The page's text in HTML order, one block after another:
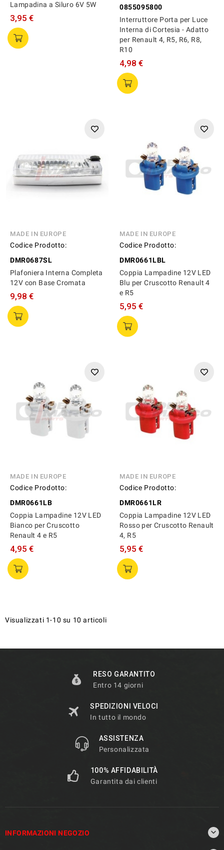
Lampadina a Siluro 6V 5W
3,95 €
0855095800
Interruttore Porta per Luce
Interna di Cortesia - Adatto
per Renault 4, R5, R6, R8,
R10
4,98 €
MADE IN EUROPE
Codice Prodotto:
DMR0687SL
Plafoniera Interna Completa
12V con Base Cromata
9,98 €
MADE IN EUROPE
Codice Prodotto:
DMR0661LBL
Coppia Lampadine 12V LED
Blu per Cruscotto Renault 4
e R5
5,95 €
MADE IN EUROPE
Codice Prodotto:
DMR0661LB
Coppia Lampadine 12V LED
Bianco per Cruscotto
Renault 4 e R5
4,95 €
MADE IN EUROPE
Codice Prodotto:
DMR0661LR
Coppia Lampadine 12V LED
Rosso per Cruscotto Renault
4, R5
5,95 €
Visualizzati 1-10 su 10 articoli
RESO GARANTITO
Entro 14 giorni
SPEDIZIONI VELOCI
In tutto il mondo
ASSISTENZA
Personalizzata
100% AFFIDABILITÀ
Garantita dai clienti
INFORMAZIONI NEGOZIO 